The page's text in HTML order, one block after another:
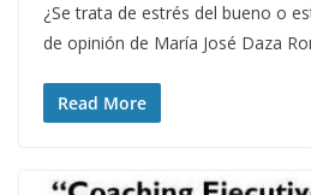
¿Se trata de estrés del bueno o
de opinión de María José Daza
Read More